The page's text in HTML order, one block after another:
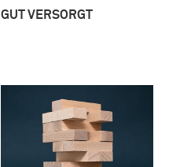
GUT VERSORGT